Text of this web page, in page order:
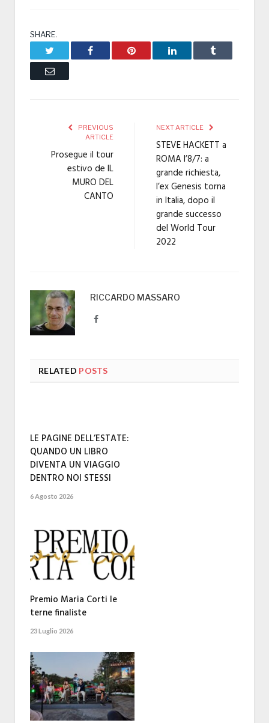
SHARE.
Facebook Pinterest LinkedIn Tumblr
Email
PREVIOUS
ARTICLE
Prosegue il tour
estivo de IL
MURO DEL
CANTO
NEXT ARTICLE
STEVE HACKETT a
ROMA l’8/7: a
grande richiesta,
l’ex Genesis torna
in Italia, dopo il
grande successo
del World Tour
2022
RICCARDO MASSARO
Facebook
RELATED POSTS
LE PAGINE DELL’ESTATE:
QUANDO UN LIBRO
DIVENTA UN VIAGGIO
DENTRO NOI STESSI
6 Agosto 2026
Premio Maria Corti le
terne finaliste
23 Luglio 2026